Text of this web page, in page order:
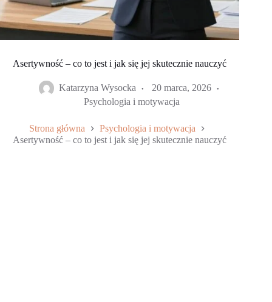
Asertywność – co to jest i jak się jej skutecznie nauczyć
Katarzyna Wysocka
20 marca, 2026
Psychologia i motywacja
Strona główna
Psychologia i motywacja
Asertywność – co to jest i jak się jej skutecznie nauczyć